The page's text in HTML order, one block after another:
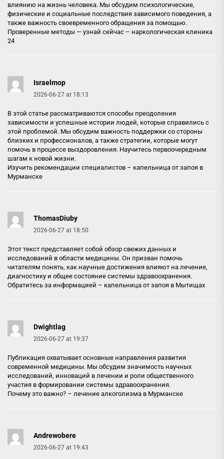
влиянию на жизнь человека. Мы обсудим психологические,
физические и социальные последствия зависимого поведения, а
также важность своевременного обращения за помощью.
Проверенные методы — узнай сейчас – наркологическая клиника
24
Israelmop
2026-06-27 at 18:13
В этой статье рассматриваются способы преодоления
зависимости и успешные истории людей, которые справились с
этой проблемой. Мы обсудим важность поддержки со стороны
близких и профессионалов, а также стратегии, которые могут
помочь в процессе выздоровления. Научитесь первоочередным
шагам к новой жизни.
Изучить рекомендации специалистов – капельница от запоя в
Мурманске
ThomasDiuby
2026-06-27 at 18:50
Этот текст представляет собой обзор свежих данных и
исследований в области медицины. Он призван помочь
читателям понять, как научные достижения влияют на лечение,
диагностику и общее состояние системы здравоохранения.
Обратитесь за информацией – капельница от запоя в Мытищах
Dwightlag
2026-06-27 at 19:37
Публикация охватывает основные направления развития
современной медицины. Мы обсудим значимость научных
исследований, инноваций в лечении и роли общественного
участия в формировании системы здравоохранения.
Почему это важно? – лечение алкоголизма в Мурманске
Andrewobere
2026-06-27 at 19:43